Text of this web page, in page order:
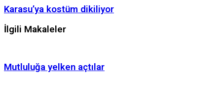
Karasu’ya kostüm dikiliyor
İlgili Makaleler
Mutluluğa yelken açtılar